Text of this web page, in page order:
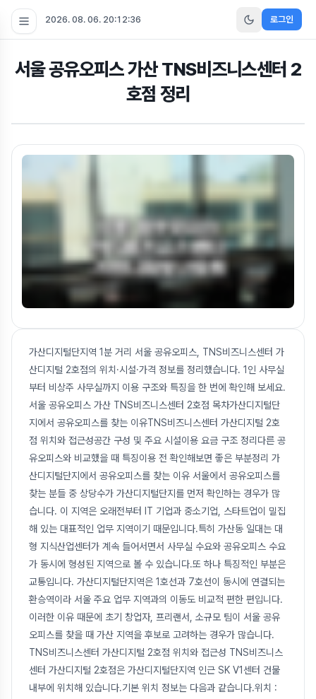
2026. 08. 06. 20:12:38 로그인
서울 공유오피스 가산 TNS비즈니스센터 2
호점 정리
가산디지털단지역 1분 거리 서울 공유오피스, TNS비즈니스센터 가
산디지털 2호점의 위치·시설·가격 정보를 정리했습니다. 1인 사무실
부터 비상주 사무실까지 이용 구조와 특징을 한 번에 확인해 보세요.
서울 공유오피스 가산 TNS비즈니스센터 2호점 목차가산디지털단
지에서 공유오피스를 찾는 이유TNS비즈니스센터 가산디지털 2호
점 위치와 접근성공간 구성 및 주요 시설이용 요금 구조 정리다른 공
유오피스와 비교했을 때 특징이용 전 확인해보면 좋은 부분정리 가
산디지털단지에서 공유오피스를 찾는 이유 서울에서 공유오피스를
찾는 분들 중 상당수가 가산디지털단지를 먼저 확인하는 경우가 많
습니다. 이 지역은 오래전부터 IT 기업과 중소기업, 스타트업이 밀집
해 있는 대표적인 업무 지역이기 때문입니다.특히 가산동 일대는 대
형 지식산업센터가 계속 들어서면서 사무실 수요와 공유오피스 수요
가 동시에 형성된 지역으로 볼 수 있습니다.또 하나 특징적인 부분은
교통입니다. 가산디지털단지역은 1호선과 7호선이 동시에 연결되는
환승역이라 서울 주요 업무 지역과의 이동도 비교적 편한 편입니다.
이러한 이유 때문에 초기 창업자, 프리랜서, 소규모 팀이 서울 공유
오피스를 찾을 때 가산 지역을 후보로 고려하는 경우가 많습니다.
TNS비즈니스센터 가산디지털 2호점 위치와 접근성 TNS비즈니스
센터 가산디지털 2호점은 가산디지털단지역 인근 SK V1센터 건물
내부에 위치해 있습니다.기본 위치 정보는 다음과 같습니다.위치 :